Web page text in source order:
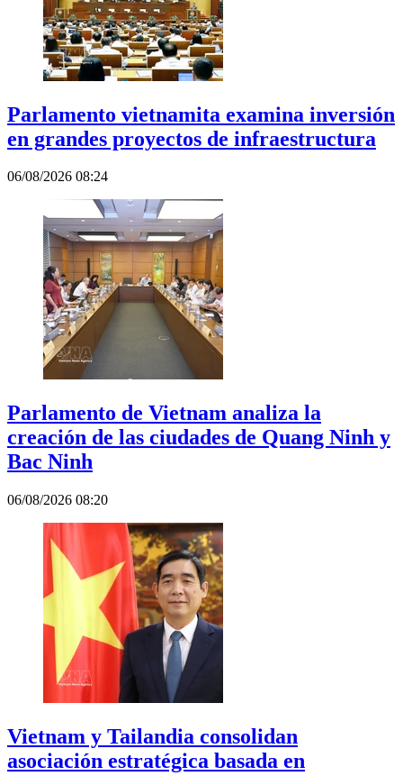
Parlamento vietnamita examina inversión
en grandes proyectos de infraestructura
06/08/2026 08:24
Parlamento de Vietnam analiza la
creación de las ciudades de Quang Ninh y
Bac Ninh
06/08/2026 08:20
Vietnam y Tailandia consolidan
asociación estratégica basada en